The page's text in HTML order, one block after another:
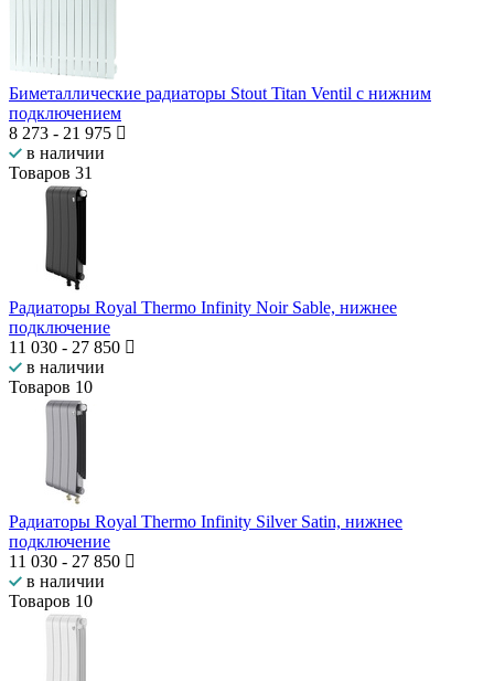
Биметаллические радиаторы Stout Titan Ventil с нижним
подключением
8 273 - 21 975
в наличии
Товаров 31
Радиаторы Royal Thermo Infinity Noir Sable, нижнее
подключение
11 030 - 27 850
в наличии
Товаров 10
Радиаторы Royal Thermo Infinity Silver Satin, нижнее
подключение
11 030 - 27 850
в наличии
Товаров 10